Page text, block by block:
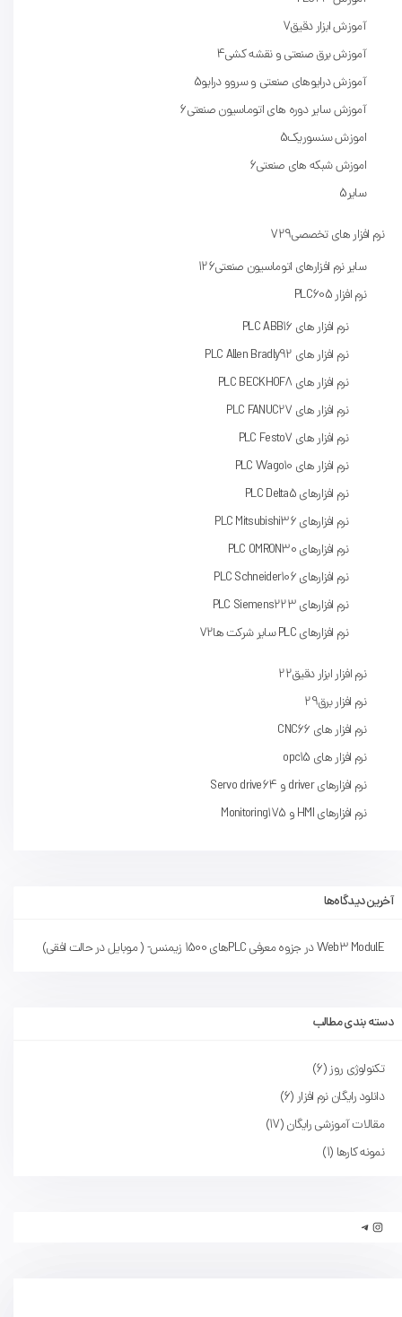
آموزش ابزار دقیق7
آموزش برق صنعتی و نقشه کشی4
آموزش درایوهای صنعتی و سروو درایو5
آموزش سایر دوره های اتوماسیون صنعتی6
اموزش سنسوریک5
اموزش شبکه های صنعتی6
سایر5
نرم افزار های تخصصی729
سایر نرم افزارهای اتوماسیون صنعتی126
نرم افزار PLC605
نرم افزار های PLC ABB 16
نرم افزار های PLC Allen Bradly 92
نرم افزار های PLC BECKHOF 8
نرم افزار های PLC FANUC 27
نرم افزار های PLC Festo 7
نرم افزار های PLC Wago 10
نرم‌ افزارهای PLC Delta5
نرم افزارهای PLC Mitsubishi36
نرم افزارهای PLC OMRON30
نرم افزارهای PLC Schneider106
نرم افزارهای PLC Siemens223
نرم افزارهای PLC سایر شرکت ها
72
نرم افزار ابزار دقیق22
نرم افزار برق29
نرم افزار های CNC 66
نرم افزار های opc 15
نرم افزارهای driver و Servo drive
64
نرم افزارهای HMI و Monitoring
175
آخرین دیدگاه‌ها
Web3 ModulEدرجزوه معرفی PLCهای 1500 زیمنس- ( موبایل در حالت افقی)
دسته بندی مطالب
تکنولوژی روز(6)
دانلود رایگان نرم افزار(6)
مقالات آموزشی رایگان(17)
نمونه کارها (1)